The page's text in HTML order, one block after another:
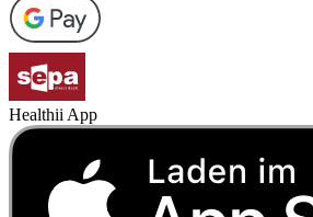
Healthii App